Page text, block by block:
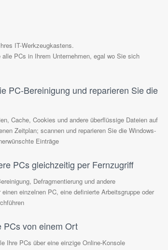
IT-Werkzeugkastens.
PCs in Ihrem Unternehmen, egal wo Sie sich
PC-Bereinigung und reparieren Sie die
Cache, Cookies und andere überflüssige Dateien auf
Zeitplan; scannen und reparieren Sie die Windows-
Einträge
PCs gleichzeitig per Fernzugriff
Defragmentierung und andere
einzelnen PC, eine definierte Arbeitsgruppe oder
PCs von einem Ort
Ihre PCs über eine einzige Online-Konsole